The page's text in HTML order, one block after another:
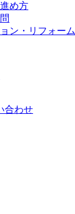
め方
ン・リフォーム
合わせ